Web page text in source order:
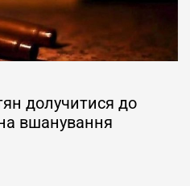
долучитися до
на вшанування